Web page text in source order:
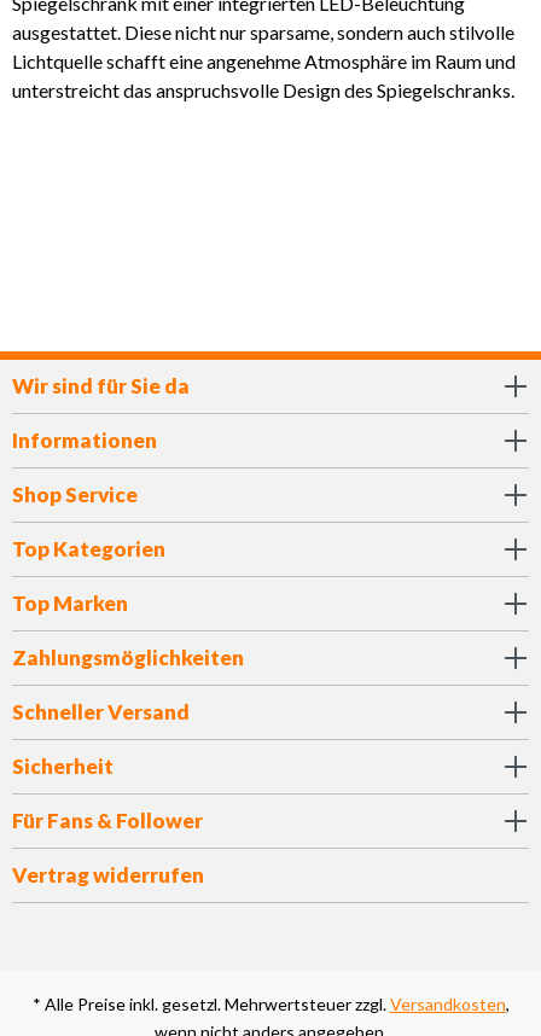
ausgestattet. Diese nicht nur sparsame, sondern auch stilvolle
Lichtquelle schafft eine angenehme Atmosphäre im Raum und
unterstreicht das anspruchsvolle Design des Spiegelschranks.
Wir sind für Sie da
Informationen
Shop Service
Top Kategorien
Top Marken
Zahlungsmöglichkeiten
Schneller Versand
Sicherheit
Für Fans & Follower
Vertrag widerrufen
* Alle Preise inkl. gesetzl. Mehrwertsteuer zzgl.Versandkosten,